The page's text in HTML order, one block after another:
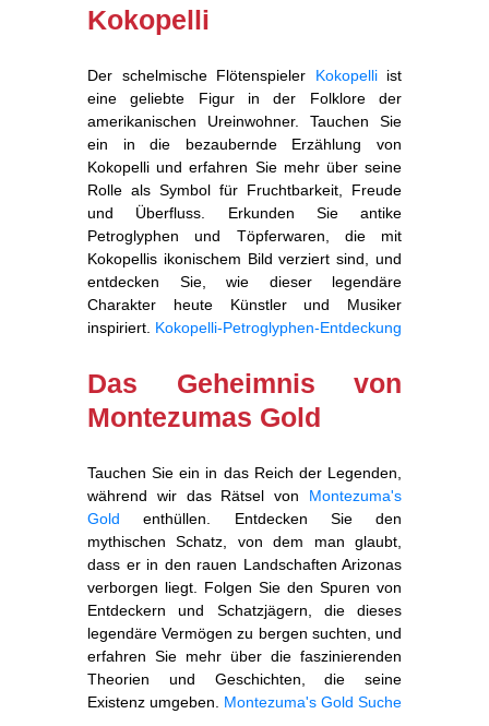
Kokopelli
Der schelmische Flötenspieler Kokopelliist
eine geliebte Figur in der Folklore der
amerikanischen Ureinwohner. Tauchen Sie
ein in die bezaubernde Erzählung von
Kokopelli und erfahren Sie mehr über seine
Rolle als Symbol für Fruchtbarkeit, Freude
und Überfluss. Erkunden Sie antike
Petroglyphen und Töpferwaren, die mit
Kokopellis ikonischem Bild verziert sind, und
entdecken Sie, wie dieser legendäre
Charakter heute Künstler und Musiker
inspiriert. Kokopelli-Petroglyphen-Entdeckung
Das Geheimnis von
Montezumas Gold
Tauchen Sie ein in das Reich der Legenden,
während wir das Rätsel von Montezuma's
Gold enthüllen. Entdecken Sie den
mythischen Schatz, von dem man glaubt,
dass er in den rauen Landschaften Arizonas
verborgen liegt. Folgen Sie den Spuren von
Entdeckern und Schatzjägern, die dieses
legendäre Vermögen zu bergen suchten, und
erfahren Sie mehr über die faszinierenden
Theorien und Geschichten, die seine
Existenz umgeben. Montezuma's Gold Suche